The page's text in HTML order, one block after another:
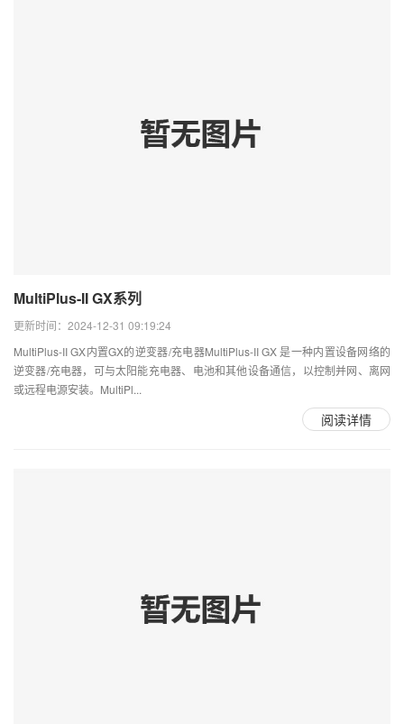
MultiPlus-II GX系列
更新时间：2024-12-31 09:19:24
MultiPlus-II GX内置GX的逆变器/充电器MultiPlus-II GX 是一种内置设备网络的
逆变器/充电器，可与太阳能充电器、电池和其他设备通信，以控制并网、离网
或远程电源安装。MultiPl...
阅读详情